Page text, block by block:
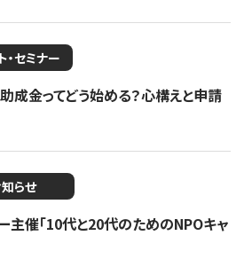
・セミナー
成金ってどう始める？心構えと申請
らせ
主催「10代と20代のためのNPOキャ